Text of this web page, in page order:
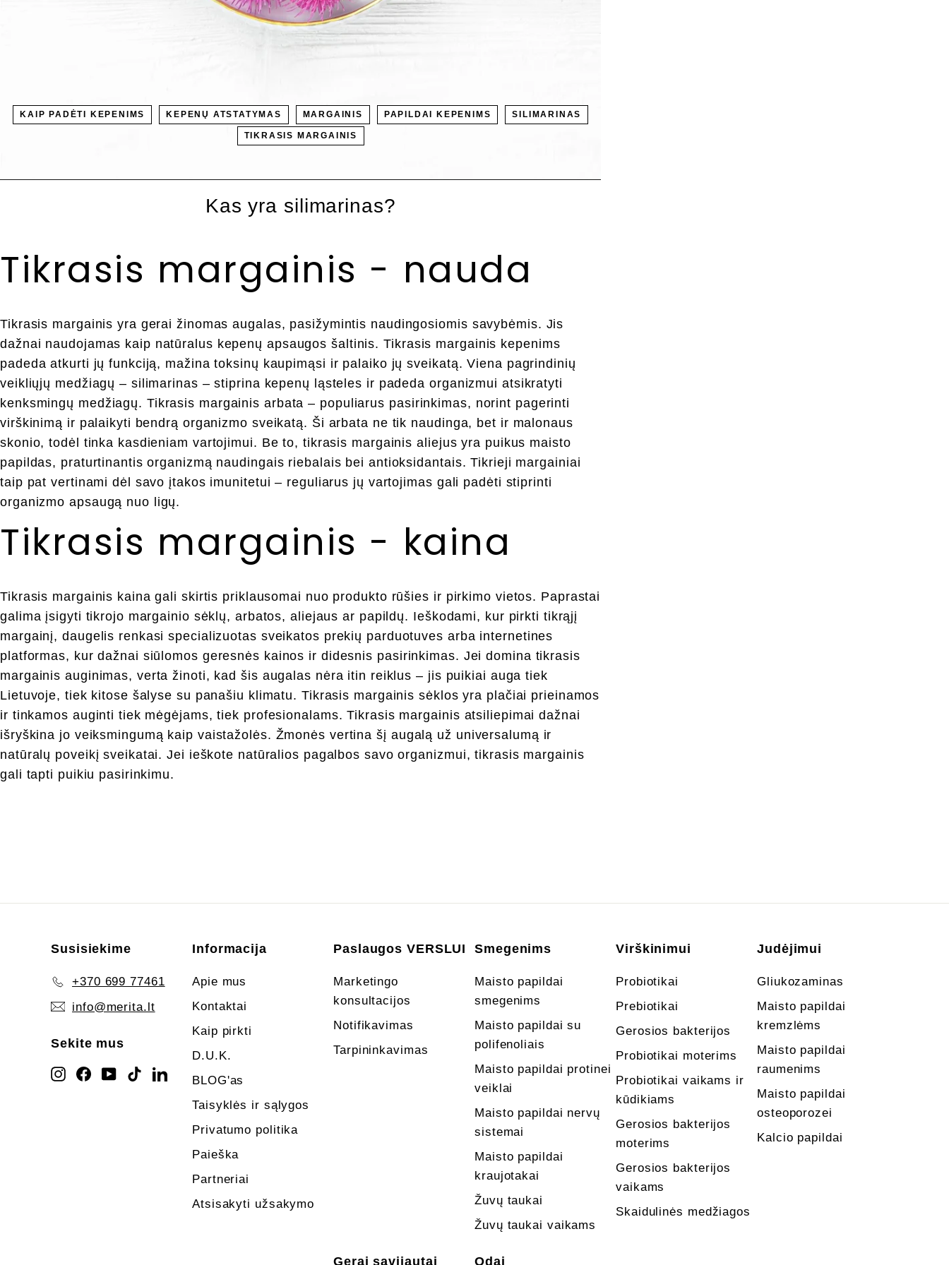
KAIP PADĖTI KEPENIMS KEPENŲ ATSTATYMAS MARGAINIS PAPILDAI KEPENIMS SILIMARINAS
TIKRASIS MARGAINIS
Kas yra silimarinas?
Tikrasis margainis - nauda
Tikrasis margainis yra gerai žinomas augalas, pasižymintis naudingosiomis savybėmis. Jis
dažnai naudojamas kaip natūralus kepenų apsaugos šaltinis. Tikrasis margainis kepenims
padeda atkurti jų funkciją, mažina toksinų kaupimąsi ir palaiko jų sveikatą. Viena pagrindinių
veikliųjų medžiagų – silimarinas – stiprina kepenų ląsteles ir padeda organizmui atsikratyti
kenksmingų medžiagų. Tikrasis margainis arbata – populiarus pasirinkimas, norint pagerinti
virškinimą ir palaikyti bendrą organizmo sveikatą. Ši arbata ne tik naudinga, bet ir malonaus
skonio, todėl tinka kasdieniam vartojimui. Be to, tikrasis margainis aliejus yra puikus maisto
papildas, praturtinantis organizmą naudingais riebalais bei antioksidantais. Tikrieji margainiai
taip pat vertinami dėl savo įtakos imunitetui – reguliarus jų vartojimas gali padėti stiprinti
organizmo apsaugą nuo ligų.
Tikrasis margainis - kaina
Tikrasis margainis kaina gali skirtis priklausomai nuo produkto rūšies ir pirkimo vietos. Paprastai
galima įsigyti tikrojo margainio sėklų, arbatos, aliejaus ar papildų. Ieškodami, kur pirkti tikrąjį
margainį, daugelis renkasi specializuotas sveikatos prekių parduotuves arba internetines
platformas, kur dažnai siūlomos geresnės kainos ir didesnis pasirinkimas. Jei domina tikrasis
margainis auginimas, verta žinoti, kad šis augalas nėra itin reiklus – jis puikiai auga tiek
Lietuvoje, tiek kitose šalyse su panašiu klimatu. Tikrasis margainis sėklos yra plačiai prieinamos
ir tinkamos auginti tiek mėgėjams, tiek profesionalams. Tikrasis margainis atsiliepimai dažnai
išryškina jo veiksmingumą kaip vaistažolės. Žmonės vertina šį augalą už universalumą ir
natūralų poveikį sveikatai. Jei ieškote natūralios pagalbos savo organizmui, tikrasis margainis
gali tapti puikiu pasirinkimu.
Susisiekime
+370 699 77461
info@merita.lt
Sekite mus
InstagramFacebookYouTube
TikTokLinkedIn
Informacija
Apie mus
Kontaktai
Kaip pirkti
D.U.K.
BLOG'as
Taisyklės ir sąlygos
Privatumo politika
Paieška
Partneriai
Atsisakyti užsakymo
Paslaugos VERSLUI
Marketingo
konsultacijos
Notifikavimas
Tarpininkavimas
Smegenims
Maisto papildai
smegenims
Maisto papildai su
polifenoliais
Maisto papildai protinei
veiklai
Maisto papildai nervų
sistemai
Maisto papildai
kraujotakai
Žuvų taukai
Žuvų taukai vaikams
Virškinimui
Probiotikai
Prebiotikai
Gerosios bakterijos
Probiotikai moterims
Probiotikai vaikams ir
kūdikiams
Gerosios bakterijos
moterims
Gerosios bakterijos
vaikams
Skaidulinės medžiagos
Judėjimui
Gliukozaminas
Maisto papildai
kremzlėms
Maisto papildai
raumenims
Maisto papildai
osteoporozei
Kalcio papildai
Gerai savijautai Odai